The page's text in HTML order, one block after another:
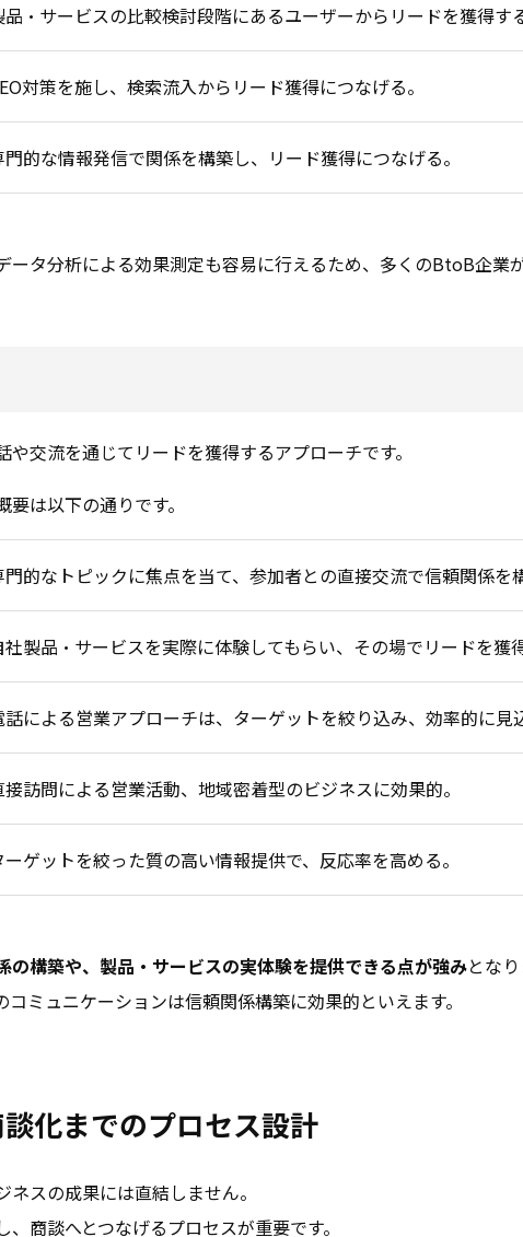
品・サービスの比較検討段階にあるユーザーからリードを獲得す
対策を施し、検索流入からリード獲得につなげる。
門的な情報発信で関係を構築し、リード獲得につなげる。
ータ分析による効果測定も容易に行えるため、多くのBtoB企業
交流を通じてリードを獲得するアプローチです。
は以下の通りです。
門的なトピックに焦点を当て、参加者との直接交流で信頼関係を
社製品・サービスを実際に体験してもらい、その場でリードを獲
話による営業アプローチは、ターゲットを絞り込み、効率的に見
接訪問による営業活動、地域密着型のビジネスに効果的。
ーゲットを絞った質の高い情報提供で、反応率を高める。
の構築や、製品・サービスの実体験を提供できる点が強みとな
ミュニケーションは信頼関係構築に効果的といえます。
化までのプロセス設計
スの成果には直結しません。
商談へとつなげるプロセスが重要です。